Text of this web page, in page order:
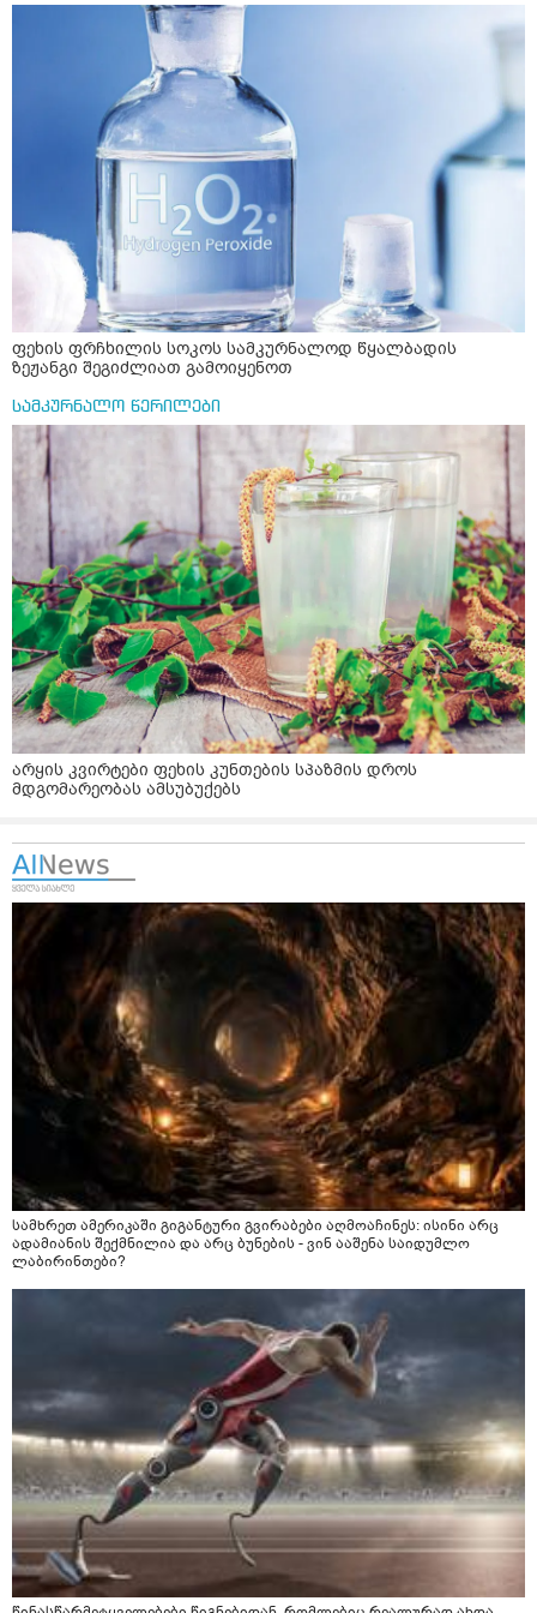
ფეხის ფრჩხილის სოკოს სამკურნალოდ წყალბადის
ზეჟანგი შეგიძლიათ გამოიყენოთ
სამკურნალო წერილები
არყის კვირტები ფეხის კუნთების სპაზმის დროს
მდგომარეობას ამსუბუქებს
სამხრეთ ამერიკაში გიგანტური გვირაბები აღმოაჩინეს: ისინი არც
ადამიანის შექმნილია და არც ბუნების - ვინ ააშენა საიდუმლო
ლაბირინთები?